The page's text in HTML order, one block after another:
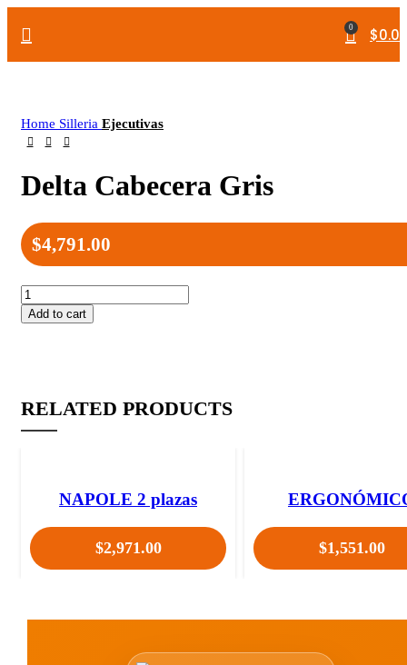
0 $
Home Silleria Ejecutivas
Delta Cabecera Gris
$4,791.00
Add to cart
RELATED PRODUCTS
NAPOLE 2 plazas
$2,971.00 $1,551.00